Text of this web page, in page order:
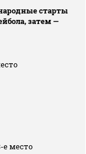
старты
затем —
место